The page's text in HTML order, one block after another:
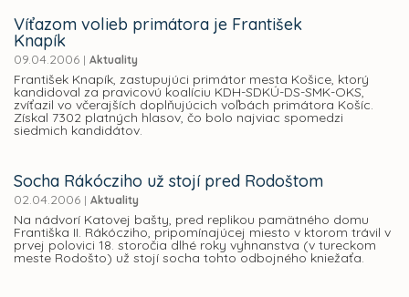
Víťazom volieb primátora je František
Knapík
09.04.2006 | Aktuality
František Knapík, zastupujúci primátor mesta Košice, ktorý
kandidoval za pravicovú koalíciu KDH-SDKÚ-DS-SMK-OKS,
zvíťazil vo včerajších doplňujúcich voľbách primátora Košíc.
Získal 7302 platných hlasov, čo bolo najviac spomedzi
siedmich kandidátov.
Socha Rákócziho už stojí pred Rodoštom
02.04.2006 | Aktuality
Na nádvorí Katovej bašty, pred replikou pamätného domu
Františka II. Rákócziho, pripomínajúcej miesto v ktorom trávil v
prvej polovici 18. storočia dlhé roky vyhnanstva (v tureckom
meste Rodošto) už stojí socha tohto odbojného kniežaťa.